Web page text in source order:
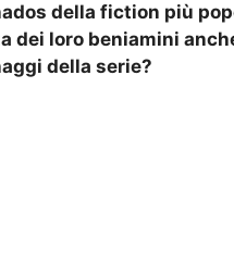
della fiction più
dei loro beniamini
della serie?